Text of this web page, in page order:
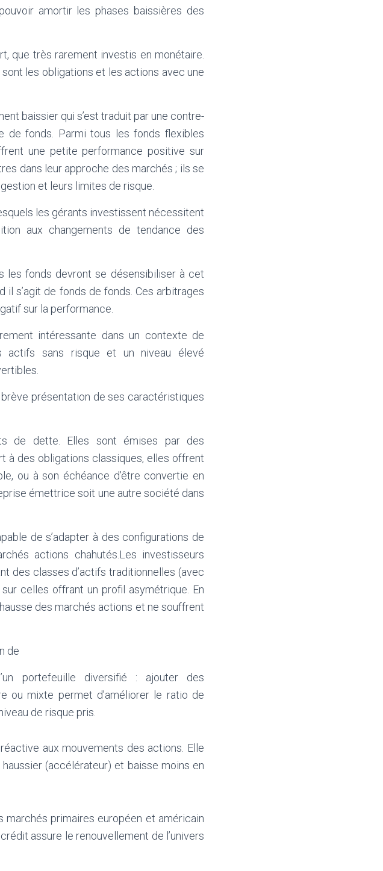
amortir les phases baissières des
que très rarement investis en monétaire.
les obligations et les actions avec une
baissier qui s’est traduit par une contre-
de fonds. Parmi tous les fonds flexibles
une petite performance positive sur
dans leur approche des marchés ; ils se
et leurs limites de risque.
les gérants investissent nécessitent
aux changements de tendance des
les fonds devront se désensibiliser à cet
s’agit de fonds de fonds. Ces arbitrages
sur la performance.
intéressante dans un contexte de
actifs sans risque et un niveau élevé
présentation de ses caractéristiques
de dette. Elles sont émises par des
à des obligations classiques, elles offrent
ou à son échéance d’être convertie en
émettrice soit une autre société dans
de s’adapter à des configurations de
actions chahutés.Les investisseurs
des classes d’actifs traditionnelles (avec
celles offrant un profil asymétrique. En
des marchés actions et ne souffrent
de
portefeuille diversifié : ajouter des
ou mixte permet d’améliorer le ratio de
de risque pris.
aux mouvements des actions. Elle
(accélérateur) et baisse moins en
primaires européen et américain
assure le renouvellement de l’univers